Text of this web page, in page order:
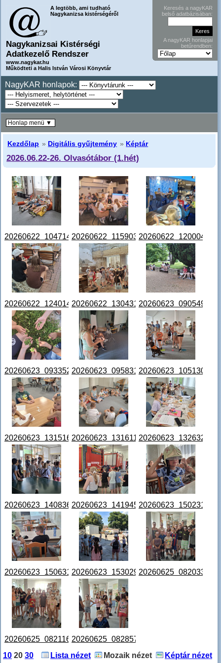
A legtöbb, ami tudható
Nagykanizsa kistérségéről
Nagykanizsai Kistérségi
Adatkezelő Rendszer
www.nagykar.hu
Működteti a Halis István Városi Könyvtár
Keresés a nagyKAR
belső adatbázisában:
A nagyKAR honlapjai
betűrendben:
NagyKAR honlapok:
Kezdőlap » Digitális gyűjtemény » Képtár
2026.06.22-26. Olvasótábor (1.hét)
20260622_104714.jpg20260622_115903.jpg20260622_120004.jpg
20260622_124014.jpg20260622_130431.jpg20260623_090549.jpg
20260623_093352.jpg20260623_095831.jpg20260623_105130.jpg
20260623_131516.jpg20260623_131611.jpg20260623_132632.jpg
20260623_140836.jpg20260623_141945.jpg20260623_150231.jpg
20260623_150631.jpg20260623_153029.jpg20260625_082033.jpg
20260625_082116.jpg20260625_082857.jpg
10 20 30 Lista nézet Mozaik nézet Képtár nézet
Honlap menü ▼